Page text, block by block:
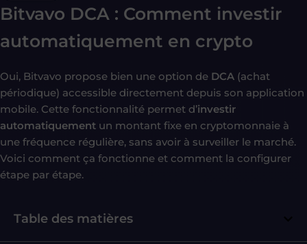
Bitvavo DCA : Comment investir
automatiquement en crypto
Oui, Bitvavo propose bien une option de DCA (achat
périodique) accessible directement depuis son application
mobile. Cette fonctionnalité permet d’investir
automatiquement un montant fixe en cryptomonnaie à
une fréquence régulière, sans avoir à surveiller le marché.
Voici comment ça fonctionne et comment la configurer
étape par étape.
Table des matières